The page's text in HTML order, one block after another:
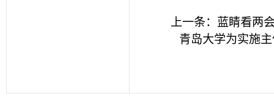
上一条： 蓝睛看两
青岛大学为实施